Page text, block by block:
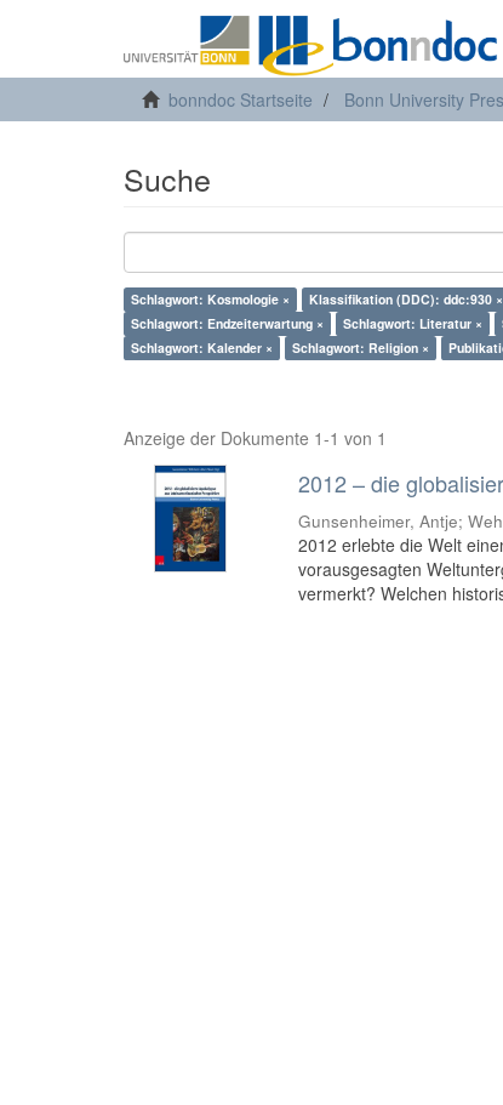
bonndoc Startseite Bonn University
Suche
Schlagwort: Kosmologie × Klassifikation (DDC): ddc:930 ×
Schlagwort: Endzeiterwartung ×
Schlagwort: Literatur ×
Schlagwort: Kalender ×
Schlagwort: Religion ×
Anzeige der Dokumente 1-1 von 1
2012 – die
Gunsenheimer, Antje;
2012 erlebte die Welt
vorausgesagten
vermerkt? Welchen